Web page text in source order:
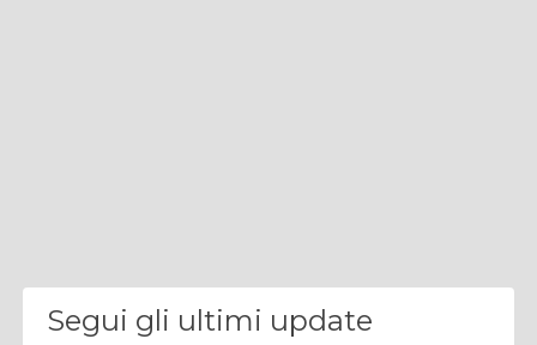
Segui gli ultimi update